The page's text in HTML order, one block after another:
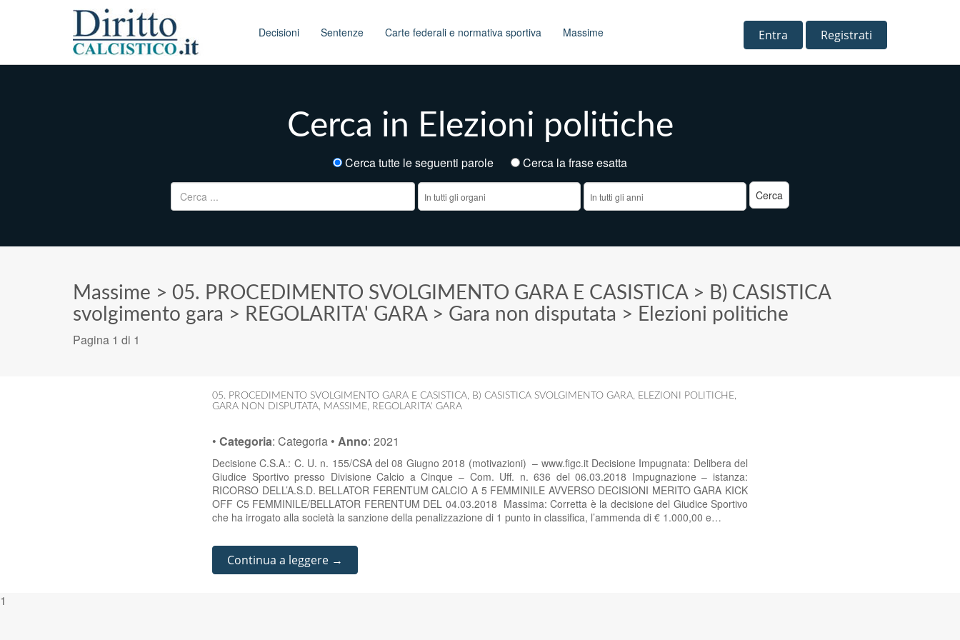
Main menu Decisioni Sentenze Carte federali e normativa sportiva Massime Entra Registrati
Cerca in Elezioni politiche
Cerca tutte le seguenti parole
Cerca la frase esatta
Ricerca per:
Massime > 05. PROCEDIMENTO SVOLGIMENTO GARA E CASISTICA> B) CASISTICA
svolgimento gara > REGOLARITA' GARA> Gara non disputata > Elezioni politiche
Pagina 1 di 1
05. PROCEDIMENTO SVOLGIMENTO GARA E CASISTICA, B) CASISTICA SVOLGIMENTO GARA, ELEZIONI POLITICHE,
GARA NON DISPUTATA, MASSIME, REGOLARITA' GARA
• Categoria: Categoria • Anno: 2021
Decisione C.S.A.: C. U. n. 155/CSA del 08 Giugno 2018 (motivazioni) – www.figc.it Decisione Impugnata: Delibera del
Giudice Sportivo presso Divisione Calcio a Cinque – Com. Uff. n. 636 del 06.03.2018 Impugnazione – istanza:
RICORSO DELL’A.S.D. BELLATOR FERENTUM CALCIO A 5 FEMMINILE AVVERSO DECISIONI MERITO GARA KICK
OFF C5 FEMMINILE/BELLATOR FERENTUM DEL 04.03.2018 Massima: Corretta è la decisione del Giudice Sportivo
che ha irrogato alla società la sanzione della penalizzazione di 1 punto in classifica, l’ammenda di € 1.000,00 e…
Continua a leggere →
1